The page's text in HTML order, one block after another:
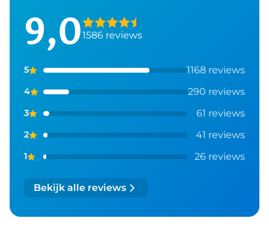
9,01586 reviews
5 1168 reviews
4 290 reviews
3 61 reviews
2 41 reviews
1 26 reviews
Bekijk alle reviews